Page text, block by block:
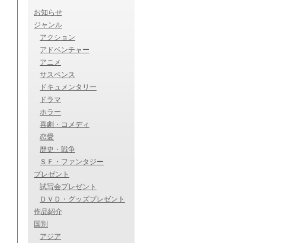
お知らせ
ジャンル
アクション
アドベンチャー
アニメ
サスペンス
ドキュメンタリー
ドラマ
ホラー
喜劇・コメディ
恋愛
歴史・戦争
ＳＦ・ファンタジー
プレゼント
試写会プレゼント
ＤＶＤ・グッズプレゼント
作品紹介
国別
アジア